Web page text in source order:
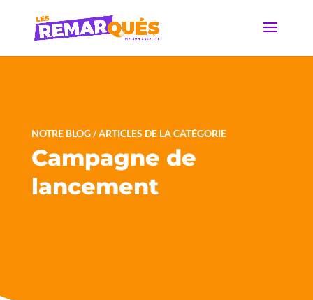
NOTRE BLOG / ARTICLES DE LA CATÉGORIE
Campagne de
lancement